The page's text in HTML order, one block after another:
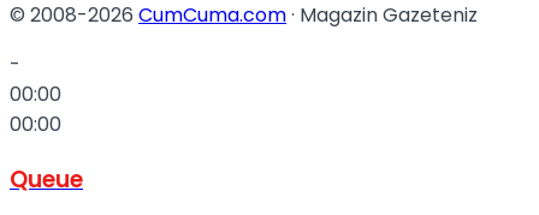
© 2008-2026 CumCuma.com· Magazin Gazeteniz
-
00:00
00:00
Queue